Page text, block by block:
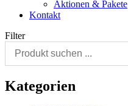
Aktionen & Pakete
Kontakt
Filter
Kategorien